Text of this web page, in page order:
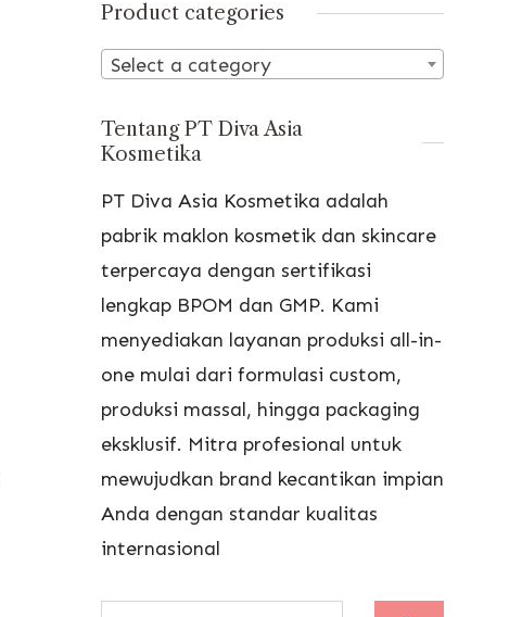
Product categories
Select a category
Tentang PT Diva Asia
Kosmetika
PT Diva Asia Kosmetika adalah
pabrik maklon kosmetik dan skincare
terpercaya dengan sertifikasi
lengkap BPOM dan GMP. Kami
menyediakan layanan produksi all-in-
one mulai dari formulasi custom,
produksi massal, hingga packaging
eksklusif. Mitra profesional untuk
mewujudkan brand kecantikan impian
Anda dengan standar kualitas
internasional